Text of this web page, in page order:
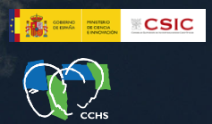
Pasar
al
contenido
principal